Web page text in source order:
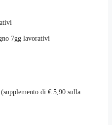
7gg lavorativi
(supplemento di € 5,90 sulla